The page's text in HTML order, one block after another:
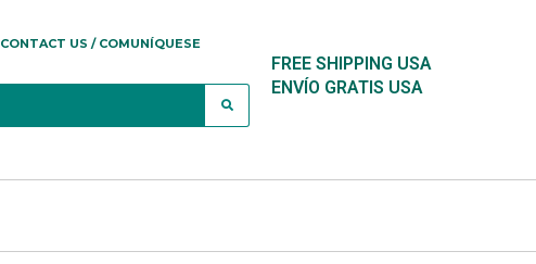
CONTACT US / COMUNÍQUESE
FREE SHIPPING USA
ENVÍO GRATIS USA